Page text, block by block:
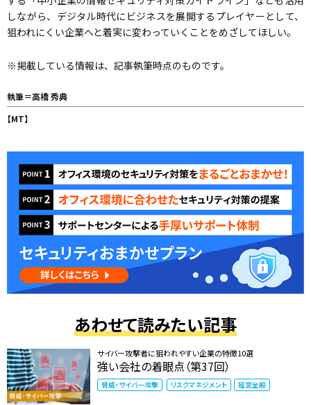
しながら、デジタル時代にビジネスを展開するプレイヤーとして、
狙われにくい企業へと着実に変わっていくことをめざしてほしい。
※掲載している情報は、記事執筆時点のものです。
執筆＝高橋 秀典
【MT】
あわせて読みたい記事
サイバー攻撃者に狙われやすい企業の特徴10選
強い会社の着眼点（第37回）
脅威・サイバー攻撃 リスクマネジメント 経営全般